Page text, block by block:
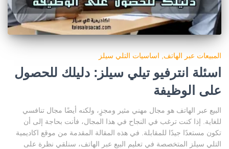
المبيعات عبر الهاتف اساسيات التلي سيلز
اسئلة انترفيو تيلي سيلز: دليلك للحصول
على الوظيفة
البيع عبر الهاتف هو مجال مهني مثير ومجزٍ، ولكنه أيضًا مجال تنافسي
للغاية. إذا كنت ترغب في النجاح في هذا المجال، فأنت بحاجة إلى أن
تكون مستعدًا جيدًا للمقابلة. في هذه المقالة المقدمة من موقع اكاديمية
التلي سيلز المتخصصة في تعليم البيع عبر الهاتف، سنلقي نظرة على